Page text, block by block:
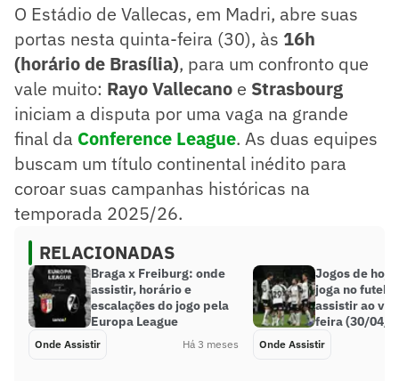
O Estádio de Vallecas, em Madri, abre suas
portas nesta quinta-feira (30), às 16h
(horário de Brasília), para um confronto que
vale muito: Rayo Vallecano e Strasbourg
iniciam a disputa por uma vaga na grande
final da Conference League. As duas equipes
buscam um título continental inédito para
coroar suas campanhas históricas na
temporada 2025/26.
RELACIONADAS
Braga x Freiburg: onde
assistir, horário e
escalações do jogo pela
Europa League
Onde Assistir Há 3 meses
Jogos de
joga no
assistir ao
feira (30/04/
Onde Assistir